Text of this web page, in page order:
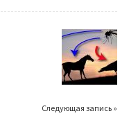
Следующая запись »